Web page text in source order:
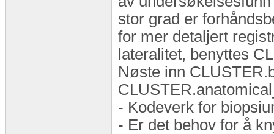
stor grad er
for mer detaljert
lateralitet, benyttes
Nøste inn
- Kodeverk for
- Er det behov for å